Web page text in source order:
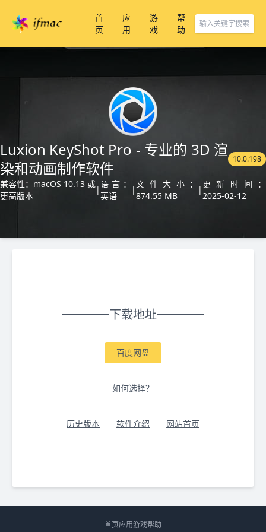
首
页
应
用
游
戏
帮
助
Luxion KeyShot Pro - 专业的 3D 渲
染和动画制作软件
10.0.198
兼容性：macOS 10.13 或
更高版本
|
语言：
英语
|
文件大小：
874.55 MB
|
更新时间：
2025-02-12
下载地址
百度网盘
如何选择？
历史版本 软件介绍 网站首页
首页应用游戏帮助